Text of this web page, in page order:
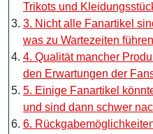
Trikots und
3. Nicht alle Fanartikel
was zu Wartezeiten
4. Qualität mancher
den Erwartungen der
5. Einige Fanartikel
und sind dann schwer
6.